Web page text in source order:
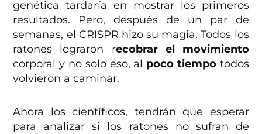
genética tardaría en mostrar los primeros
resultados. Pero, después de un par de
semanas, el CRISPR hizo su magia. Todos los
ratones lograron recobrar el movimiento
corporal y no solo eso, al poco tiempotodos
volvieron a caminar.
Ahora los científicos, tendrán que esperar
para analizar si los ratones no sufran de